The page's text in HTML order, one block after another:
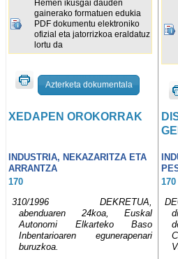
Hemen ikusgai dauden
gainerako formatuen edukia
PDF dokumentu elektroniko
ofizial eta jatorrizkoa eraldatuz
lortu da
Azterketa dokumentala
XEDAPEN OROKORRAK
INDUSTRIA, NEKAZARITZA ETA
ARRANTZA
170
170
310/1996 DEKRETUA,
abenduaren 24koa, Euskal
Autonomi Elkarteko Baso
Inbentarioaren egunerapenari
buruzkoa.